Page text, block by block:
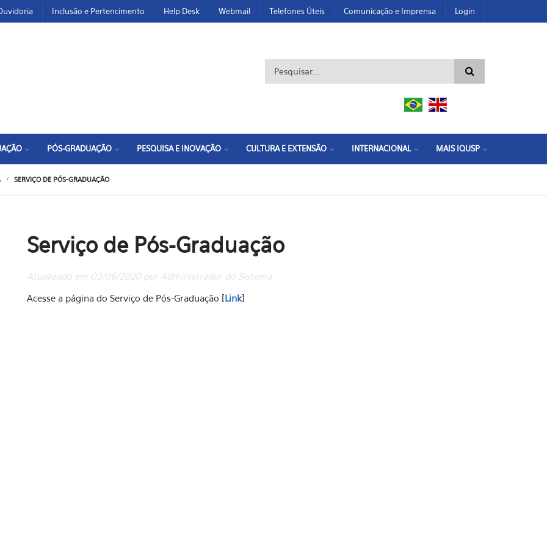
Inclusão e Pertencimento Help Desk Webmail Telefones Úteis Comunicação e Imprensa Login
Formulário de busca
PÓS-GRADUAÇÃO PESQUISA E INOVAÇÃO CULTURA E EXTENSÃO INTERNACIONAL MAIS IQUSP
SERVIÇO DE PÓS-GRADUAÇÃO
Serviço de Pós-Graduação
Atualizado em 03/06/2020 por Administrador do Sistema
Acesse a página do Serviço de Pós-Graduação [Link]